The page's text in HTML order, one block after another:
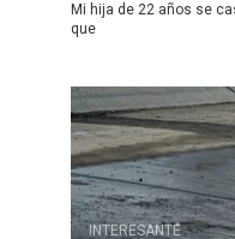
Mi hija de 22 años se
que
INTERESANTE